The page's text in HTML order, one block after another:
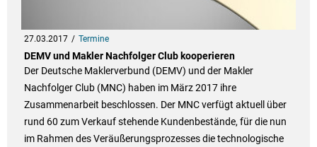
27.03.2017 Termine
DEMV und Makler Nachfolger Club kooperieren
Der Deutsche Maklerverbund (DEMV) und der Makler
Nachfolger Club (MNC) haben im März 2017 ihre
Zusammenarbeit beschlossen. Der MNC verfügt aktuell über
rund 60 zum Verkauf stehende Kundenbestände, für die nun
im Rahmen des Veräußerungsprozesses die technologische